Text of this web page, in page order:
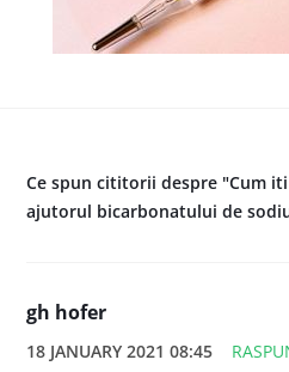
Ce spun cititorii despre "Cum
ajutorul bicarbonatului de
gh hofer
18 JANUARY 2021 08:45